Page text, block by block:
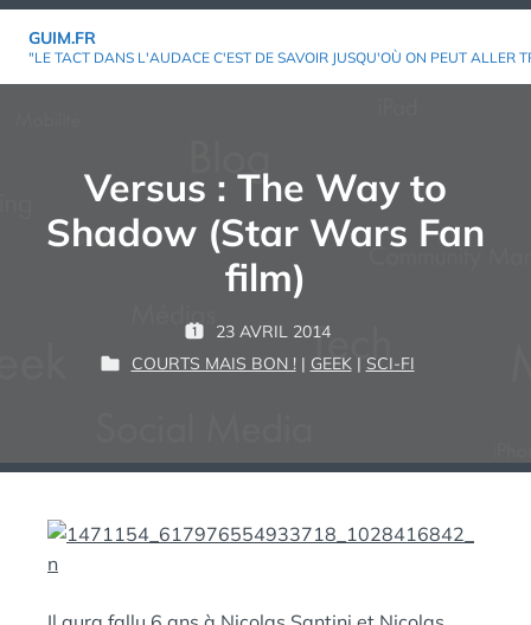
Aller
GUIM.FR
"LE TACT DANS L'AUDACE C'EST DE SAVOIR JUSQU'OÙ ON PEUT ALLER
Versus : The Way to
Shadow (Star Wars Fan
film)
P
U
É
E
23 AVRIL 2014
A
G
P
I
D
COURTS MAIS BON ! | GEEK | SCI-FI